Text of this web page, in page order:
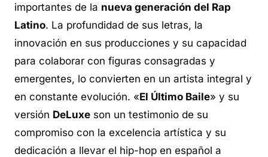
importantes de la nueva generación del Rap
Latino. La profundidad de sus letras, la
innovación en sus producciones y su capacidad
para colaborar con figuras consagradas y
emergentes, lo convierten en un artista integral y
en constante evolución. «El Último Baile» y su
versión DeLuxe son un testimonio de su
compromiso con la excelencia artística y su
dedicación a llevar el hip-hop en español a